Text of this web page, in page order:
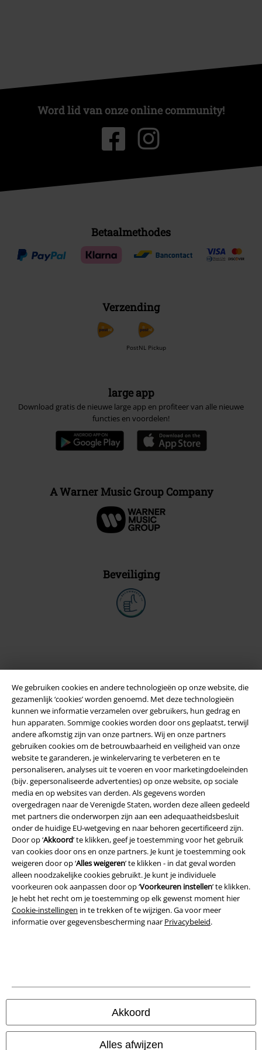
We gebruiken cookies en andere technologieën op onze website, die
gezamenlijk ‘cookies’ worden genoemd. Met deze technologieën
kunnen we informatie verzamelen over gebruikers, hun gedrag en
hun apparaten. Sommige cookies worden door ons geplaatst, terwijl
andere afkomstig zijn van onze partners. Wij en onze partners
gebruiken cookies om de betrouwbaarheid en veiligheid van onze
website te garanderen, je winkelervaring te verbeteren en te
personaliseren, analyses uit te voeren en voor marketingdoeleinden
(bijv. gepersonaliseerde advertenties) op onze website, op sociale
media en op websites van derden. Als gegevens worden
overgedragen naar de Verenigde Staten, worden deze alleen gedeeld
met partners die onderworpen zijn aan een adequaatheidsbesluit
onder de huidige EU-wetgeving en naar behoren gecertificeerd zijn.
Door op ‘Akkoord’ te klikken, geef je toestemming voor het gebruik
van cookies door ons en onze partners. Je kunt je toestemming ook
weigeren door op ‘Alles weigeren’ te klikken - in dat geval worden
alleen noodzakelijke cookies gebruikt. Je kunt je individuele
voorkeuren ook aanpassen door op ‘Voorkeuren instellen’ te klikken.
Je hebt het recht om je toestemming op elk gewenst moment hier
Cookie-instellingen in te trekken of te wijzigen. Ga voor meer
informatie over gegevensbescherming naar Privacybeleid.
Akkoord
Alles afwijzen
Word lid van onze online community!
Betaalmethodes
Verzending
PostNL Pickup
large app
Download gratis de nieuwe large app en profiteer van alle nieuwe
functies en voordelen!
A Warner Music Group Company
Beveiliging
Legal
Algemene Voorwaarden
Bedrijfsgegevens
Privacyverklaring
Verklaring van conformiteit
Informatie over toegankelijkheid
Cookie-instellingen
Annuleer bestelling
Onze online shops